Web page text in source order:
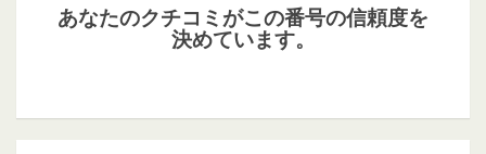
あなたのクチコミがこの番号の信頼度を
決めています。